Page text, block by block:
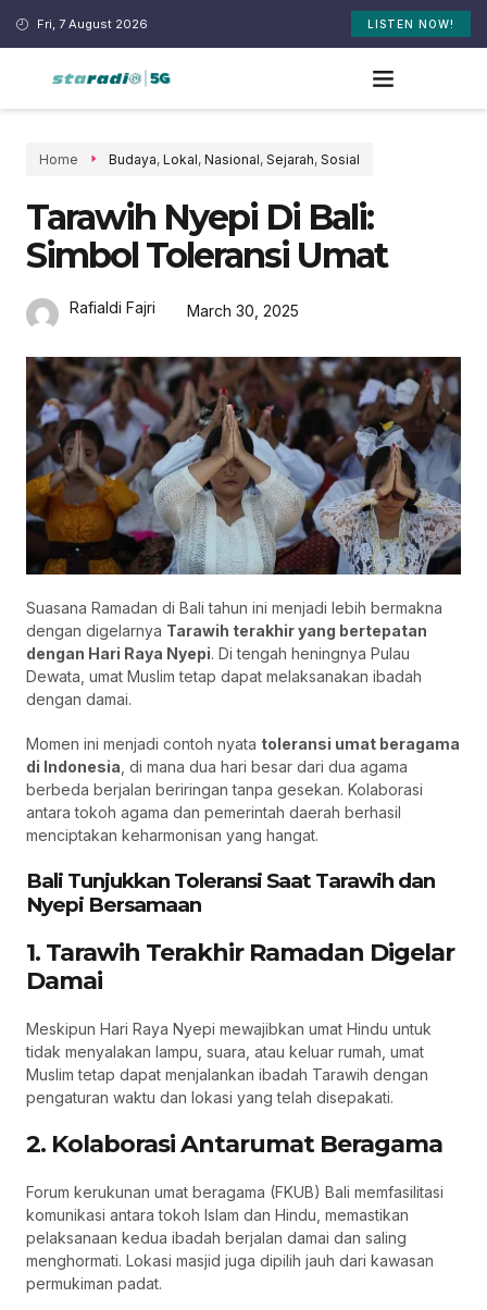
Fri, 7 August 2026 LISTEN NOW!
Home Budaya, Lokal, Nasional, Sejarah, Sosial
Tarawih Nyepi Di Bali:
Simbol Toleransi Umat
Rafialdi Fajri March 30, 2025
Suasana Ramadan di Bali tahun ini menjadi lebih bermakna
dengan digelarnya Tarawih terakhir yang bertepatan
dengan Hari Raya Nyepi. Di tengah heningnya Pulau
Dewata, umat Muslim tetap dapat melaksanakan ibadah
dengan damai.
Momen ini menjadi contoh nyata toleransi umat beragama
di Indonesia , di mana dua hari besar dari dua agama
berbeda berjalan beriringan tanpa gesekan. Kolaborasi
antara tokoh agama dan pemerintah daerah berhasil
menciptakan keharmonisan yang hangat.
Bali Tunjukkan Toleransi Saat Tarawih dan
Nyepi Bersamaan
1. Tarawih Terakhir Ramadan Digelar
Damai
Meskipun Hari Raya Nyepi mewajibkan umat Hindu untuk
tidak menyalakan lampu, suara, atau keluar rumah, umat
Muslim tetap dapat menjalankan ibadah Tarawih dengan
pengaturan waktu dan lokasi yang telah disepakati.
2. Kolaborasi Antarumat Beragama
Forum kerukunan umat beragama (FKUB) Bali memfasilitasi
komunikasi antara tokoh Islam dan Hindu, memastikan
pelaksanaan kedua ibadah berjalan damai dan saling
menghormati. Lokasi masjid juga dipilih jauh dari kawasan
permukiman padat.